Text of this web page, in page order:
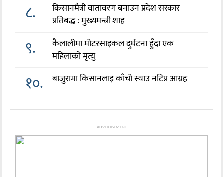
८.
किसानमैत्री वातावरण बनाउन प्रदेश सरकार
प्रतिबद्ध : मुख्यमन्त्री शाह
९.
कैलालीमा मोटरसाइकल दुर्घटना हुँदा एक
महिलाको मृत्यु
१०. बाजुरामा किसानलाइ काँचो स्याउ नटिप्न आग्रह
ADVERTISEMENT